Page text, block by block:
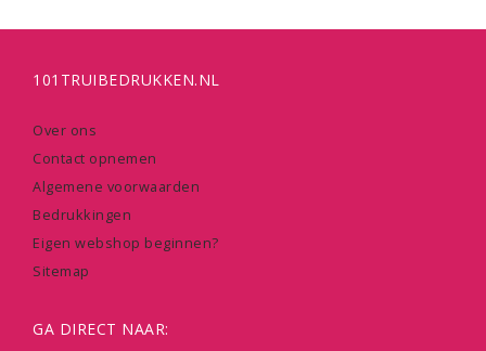
101TRUIBEDRUKKEN.NL
Over ons
Contact opnemen
Algemene voorwaarden
Bedrukkingen
Eigen webshop beginnen?
Sitemap
GA DIRECT NAAR: